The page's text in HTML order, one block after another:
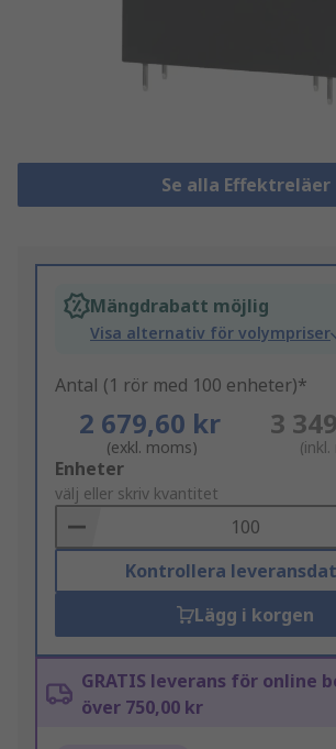
Se alla Effektreläer
Mängdrabatt möjlig
Visa alternativ för volympriser
Antal (1 rör med 100 enheter)*
2 679,60 kr
(exkl. moms)
3
Add
to
Basket
Enheter
välj eller skriv kvantitet
Kontrollera
Lägg i korgen
GRATIS leverans för online
över 750,00 kr